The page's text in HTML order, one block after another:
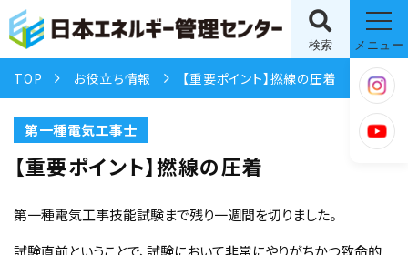
検索 メニュー
TOP お役立ち情報 【重要ポイント】撚線の圧着
第一種電気工事士
【重要ポイント】撚線の圧着
第一種電気工事技能試験まで残り一週間を切りました。
試験直前ということで、試験において非常にやりがちかつ致命的